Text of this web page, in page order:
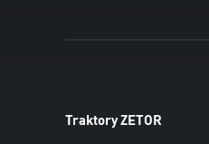
Traktory ZETOR